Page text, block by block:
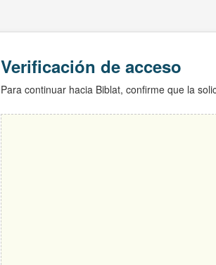
Verificación de acceso
Para continuar hacia Biblat, confirme que la